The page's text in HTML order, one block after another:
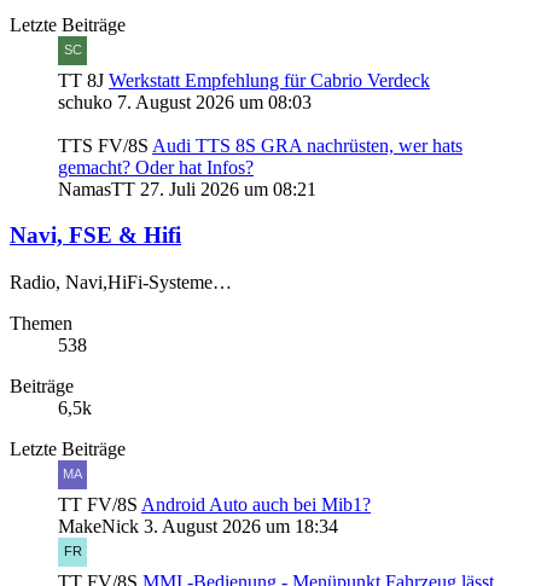
Letzte Beiträge
TT 8J Werkstatt Empfehlung für Cabrio Verdeck
schuko 7. August 2026 um 08:03
TTS FV/8S Audi TTS 8S GRA nachrüsten, wer hats
gemacht? Oder hat Infos?
NamasTT 27. Juli 2026 um 08:21
Navi, FSE & Hifi
Radio, Navi,HiFi-Systeme…
Themen
538
Beiträge
6,5k
Letzte Beiträge
TT FV/8S Android Auto auch bei Mib1?
MakeNick 3. August 2026 um 18:34